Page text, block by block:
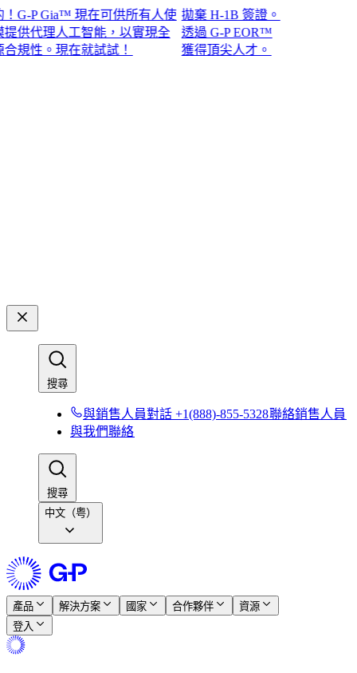
P Gia™ 現在可供所有人使
代理人工智能，以實現全
性。現在就試試！​​
拋棄 H-1B 簽證。
透過 G-P EOR™
獲得頂尖人才。​​
搜尋​​
與銷售人員對話 +1(888)-855-5328​​聯絡銷售人員​​
與我們聯絡​​
搜尋​​
中文（粤）
產品​​ 解決方案​​ 國家​​ 合作夥伴​​
資源​​
登入​​